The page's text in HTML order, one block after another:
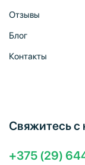
Отзывы
Блог
Контакты
Свяжитесь с
+375 (29)